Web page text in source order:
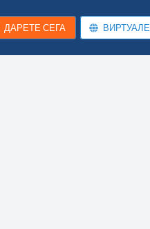
ДАРЕТЕ СЕГА